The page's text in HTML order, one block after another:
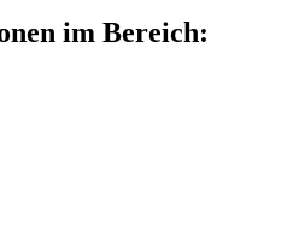
im Bereich: